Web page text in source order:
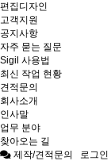
편집디자인
고객지원
공지사항
자주 묻는 질문
Sigil 사용법
최신 작업 현황
견적문의
회사소개
인사말
업무 분야
찾아오는 길
제작/견적문의
로그인